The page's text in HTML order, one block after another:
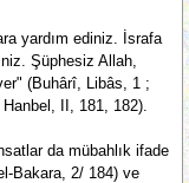
yardım ediniz. İsrafa
Şüphesiz Allah,
(Buhârî, Libâs, 1 ;
II, 181, 182).
da mübahlık ifade
Bakara, 2/ 184) ve